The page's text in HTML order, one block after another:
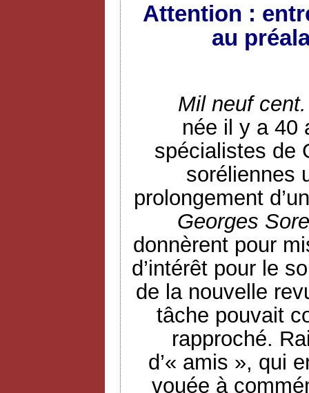
Attention :
au
Mil neuf
née il y a 40
spécialistes de
soréliennes
prolongement
Georges
donnèrent pour
d’intérêt pour le
de la nouvelle
tâche pouvait
rapproché.
d’« amis », qui
vouée à